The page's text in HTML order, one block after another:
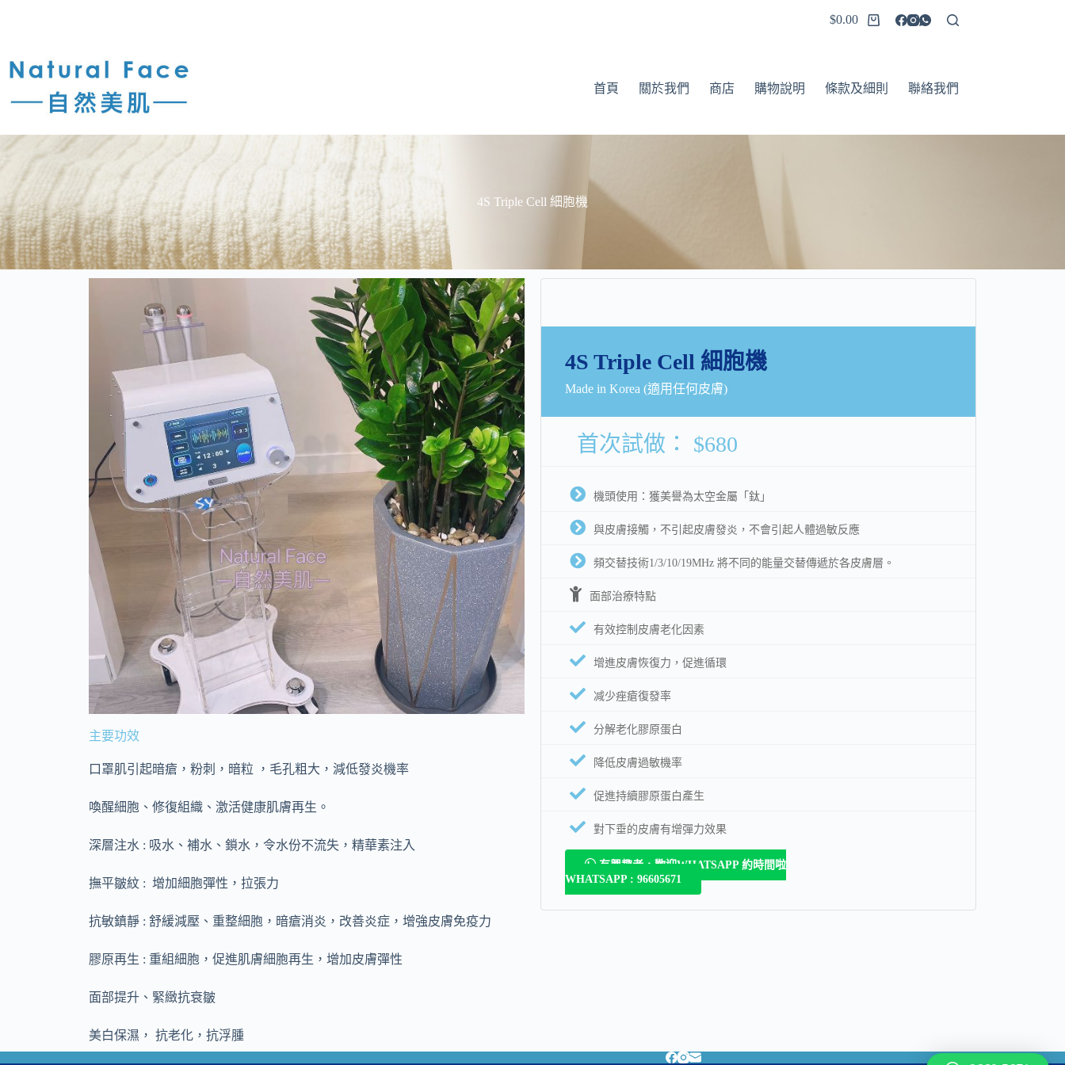
$0.00
首頁 關於我們 商店 購物說明 條款及細則 聯絡我們
4S Triple Cell 細胞機
主要功效
口罩肌引起暗瘡，粉刺，暗粒 ，毛孔粗大，減低發炎機率
喚醒細胞、修復組織、激活健康肌膚再生。
深層注水 : 吸水、補水、鎖水，令水份不流失，精華素注入
撫平皺紋 : 增加細胞彈性，拉張力
抗敏鎮靜 : 舒緩減壓、重整細胞，暗瘡消炎，改善炎症，增強皮膚免疫力
膠原再生 : 重組細胞，促進肌膚細胞再生，增加皮膚彈性
面部提升、緊緻抗衰皺
美白保濕， 抗老化，抗浮腫
4S Triple Cell 細胞機
Made in Korea (適用任何皮膚)
首次試做： $680
機頭使用：獲美譽為太空金屬「鈦」
與皮膚接觸，不引起皮膚發炎，不會引起人體過敏反應
頻交替技術1/3/10/19MHz 將不同的能量交替傳遞於各皮膚層。
面部治療特點
有效控制皮膚老化因素
增進皮膚恢復力，促進循環
减少痤瘡復發率
分解老化膠原蛋白
降低皮膚過敏機率
促進持續膠原蛋白產生
對下垂的皮膚有增彈力效果
有興趣者，歡迎WHATSAPP 約時間啦
WHATSAPP : 96605671